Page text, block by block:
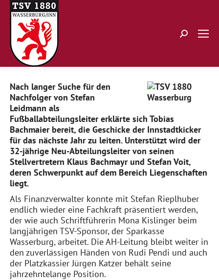
Search:
Nach langer Suche für den
Nachfolger von Stefan
Leidmann als
Fußballabteilungsleiter erklärte sich Tobias
Bachmaier bereit, die Geschicke der Innstadtkicker
für das nächste Jahr zu leiten. Unterstützt wird der
32-jährige Neu-Abteilungsleiter von seinen
Stellvertretern Klaus Bachmayr und Stefan Voit,
deren Schwerpunkt auf dem Bereich Liegenschaften
liegt.
Als Finanzverwalter konnte mit Stefan Rieplhuber
endlich wieder eine Fachkraft präsentiert werden,
der wie auch Schriftführerin Mona Kislinger beim
langjährigen TSV-Sponsor, der Sparkasse
Wasserburg, arbeitet. Die AH-Leitung bleibt weiter in
den zuverlässigen Händen von Rudi Pendi und auch
der Platzkassier Jürgen Katzer behält seine
jahrzehntelange Position.